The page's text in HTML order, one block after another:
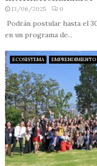
13/06/2025 0
Podrán postular hasta el
en un programa de...
ECOSISTEMA EMPRENDIMIENTO